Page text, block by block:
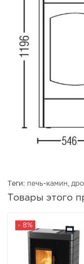
Теги: печь-камин ,
Товары этого
- 8%